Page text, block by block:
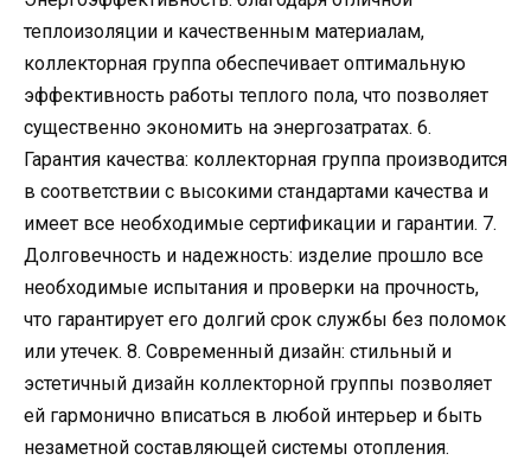
теплоизоляции и качественным материалам,
коллекторная группа обеспечивает оптимальную
эффективность работы теплого пола, что позволяет
существенно экономить на энергозатратах. 6.
Гарантия качества: коллекторная группа производится
в соответствии с высокими стандартами качества и
имеет все необходимые сертификации и гарантии. 7.
Долговечность и надежность: изделие прошло все
необходимые испытания и проверки на прочность,
что гарантирует его долгий срок службы без поломок
или утечек. 8. Современный дизайн: стильный и
эстетичный дизайн коллекторной группы позволяет
ей гармонично вписаться в любой интерьер и быть
незаметной составляющей системы отопления.